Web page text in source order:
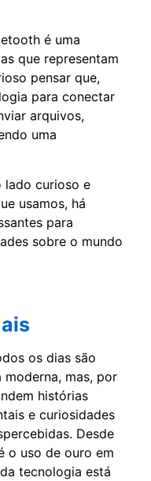
é uma
que representam
pensar que,
para conectar
arquivos,
uma
lado curioso e
usamos, há
para
sobre o mundo
os dias são
mas, por
histórias
e curiosidades
Desde
o uso de ouro em
tecnologia está